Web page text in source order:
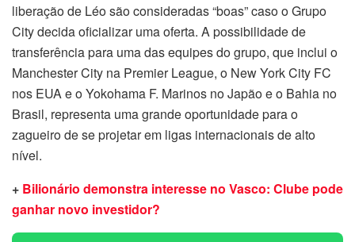
liberação de Léo são consideradas “boas” caso o Grupo
City decida oficializar uma oferta. A possibilidade de
transferência para uma das equipes do grupo, que inclui o
Manchester City na Premier League, o New York City FC
nos EUA e o Yokohama F. Marinos no Japão e o Bahia no
Brasil, representa uma grande oportunidade para o
zagueiro de se projetar em ligas internacionais de alto
nível.
+ Bilionário demonstra interesse no Vasco: Clube pode
ganhar novo investidor?